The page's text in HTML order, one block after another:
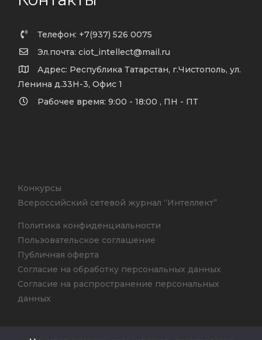
Телефон: +7(937) 526 0075
Эл.почта: ciot_intellect@mail.ru
Адрес: Республика Татарстан, г.Чистополь, ул.
Ленина д.33Н-3, Офис 1
Рабочее время: 9:00 - 18:00 , ПН - ПТ
Конкурсы
Всероссийский сетевой журнал “Интеллект”
Политика конфиденциальности
Пользовательское соглашение
Публичная оферта
Согласие на обработку персональных данных
Согласие на распространение персональных
данных